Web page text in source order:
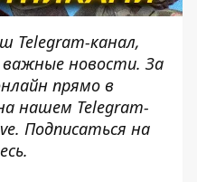
Telegram-канал,
новости. За
прямо в
нашем Telegram-
. Подписаться на
.